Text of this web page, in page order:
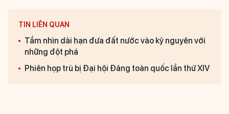
TIN LIÊN QUAN
Tầm nhìn dài hạn đưa đất nước vào kỷ nguyên với
những đột phá
Phiên họp trù bị Đại hội Đảng toàn quốc lần thứ XIV